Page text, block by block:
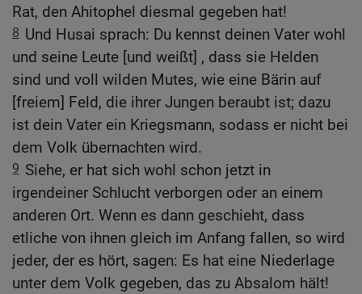
Rat, den Ahitophel diesmal gegeben hat!
8 Und Husai sprach: Du kennst deinen Vater wohl
und seine Leute [und weißt] , dass sie Helden
sind und voll wilden Mutes, wie eine Bärin auf
[freiem] Feld, die ihrer Jungen beraubt ist; dazu
ist dein Vater ein Kriegsmann, sodass er nicht bei
dem Volk übernachten wird.
9 Siehe, er hat sich wohl schon jetzt in
irgendeiner Schlucht verborgen oder an einem
anderen Ort. Wenn es dann geschieht, dass
etliche von ihnen gleich im Anfang fallen, so wird
jeder, der es hört, sagen: Es hat eine Niederlage
unter dem Volk gegeben, das zu Absalom hält!